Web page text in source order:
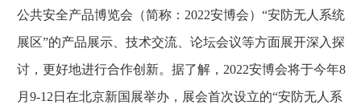
公共安全产品博览会（简称：2022安博会）“安防无人系统
展区”的产品展示、技术交流、论坛会议等方面展开深入探
讨，更好地进行合作创新。据了解，2022安博会将于今年8
月9-12日在北京新国展举办，展会首次设立的“安防无人系